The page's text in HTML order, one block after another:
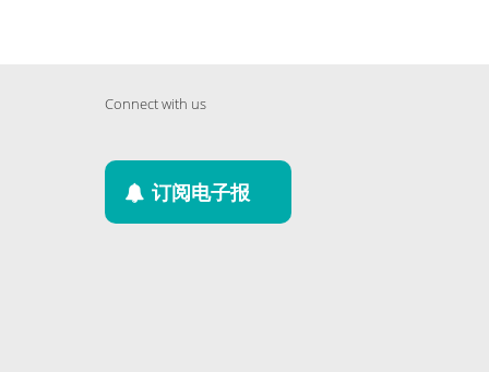
Connect with us
订阅电子报